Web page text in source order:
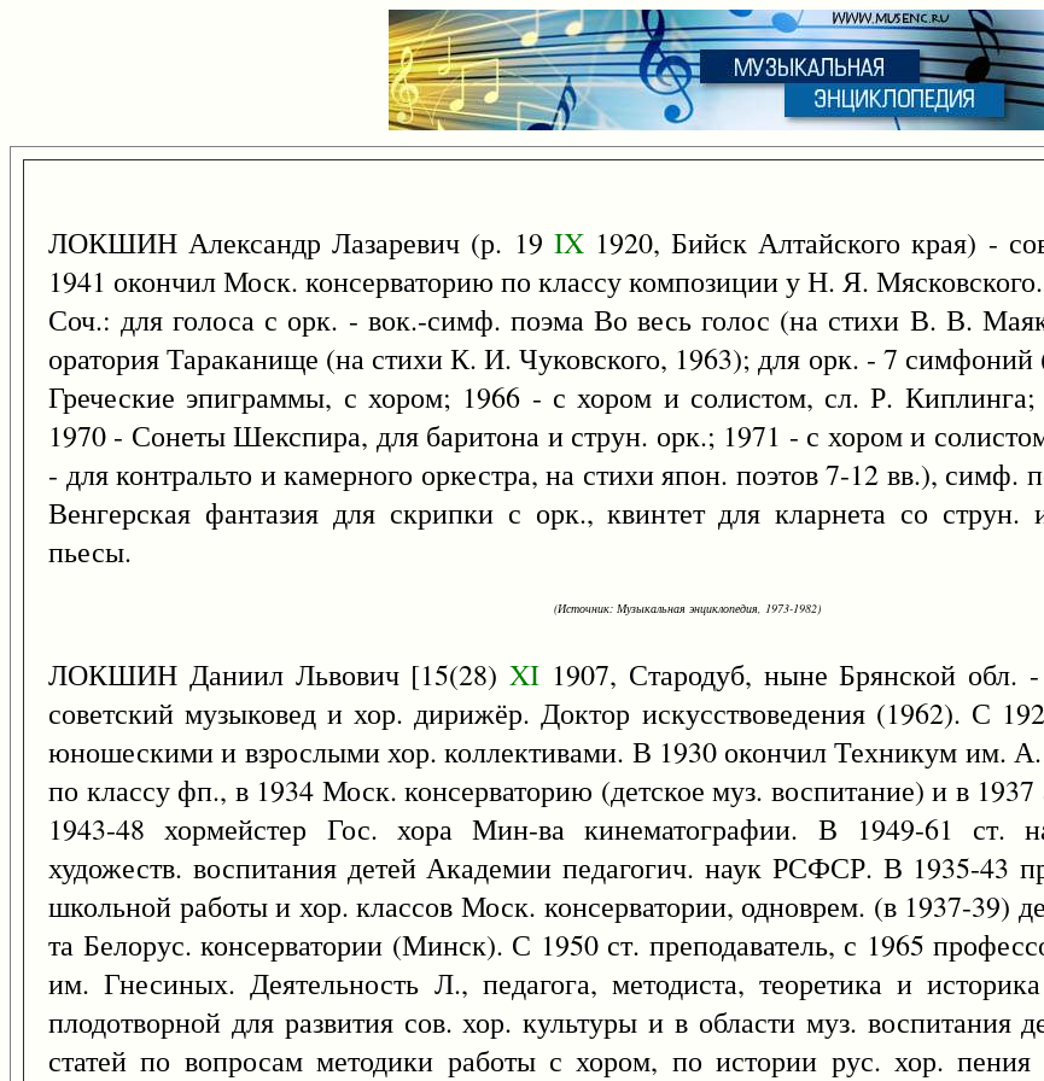
ЛОКШИН Александр Лазаревич (р. 19 IX1920, Бийск Алтайского края) -
1941 окончил Моск. консерваторию по классу композиции у Н. Я. Мясковского.
Соч.: для голоса с орк. - вок.-симф. поэма Во весь голос (на стихи В. В.
оратория Тараканище (на стихи К. И. Чуковского, 1963); для орк. - 7
Греческие эпиграммы, с хором; 1966 - с хором и солистом, сл. Р.
1970 - Сонеты Шекспира, для баритона и струн. орк.; 1971 - с хором и
- для контральто и камерного оркестра, на стихи япон. поэтов 7-12 вв.),
Венгерская фантазия для скрипки с орк., квинтет для кларнета со струн.
пьесы.
(Источник: Музыкальная энциклопедия, 1973-1982)
ЛОКШИН Даниил Львович [15(28)XI 1907, Стародуб, ныне Брянской обл.
советский музыковед и хор. дирижёр. Доктор искусствоведения (1962). С
юношескими и взрослыми хор. коллективами. В 1930 окончил Техникум им.
по классу фп., в 1934 Моск. консерваторию (детское муз. воспитание) и в
1943-48 хормейстер Гос. хора Мин-ва кинематографии. В 1949-61 ст.
художеств. воспитания детей Академии педагогич. наук РСФСР. В 1935-43
школьной работы и хор. классов Моск. консерватории, одноврем. (в 1937-39)
та Белорус. консерватории (Минск). С 1950 ст. преподаватель, с 1965
им. Гнесиных. Деятельность Л., педагога, методиста, теоретика и
плодотворной для развития сов. хор. культуры и в области муз. воспитания
статей по вопросам методики работы с хором, по истории рус. хор. пения